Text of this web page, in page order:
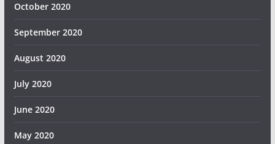
October 2020
September 2020
August 2020
July 2020
June 2020
May 2020